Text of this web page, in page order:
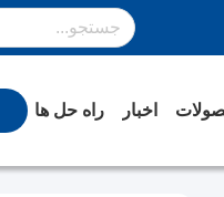
اخبار راه حل ها